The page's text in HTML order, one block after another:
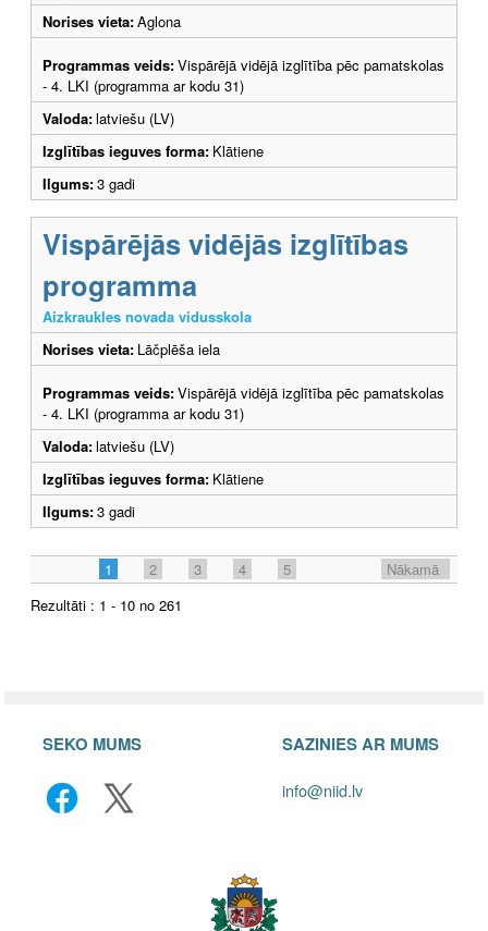
Norises vieta:Aglona
Programmas veids:Vispārējā vidējā izglītība pēc pamatskolas
- 4. LKI (programma ar kodu 31)
Valoda:latviešu (LV)
Izglītības ieguves forma: Klātiene
Ilgums:3 gadi
Vispārējās vidējās izglītības
programma
Aizkraukles novada vidusskola
Norises vieta: Lāčplēša iela
Programmas veids:Vispārējā vidējā izglītība pēc pamatskolas
- 4. LKI (programma ar kodu 31)
Valoda:latviešu (LV)
Izglītības ieguves forma: Klātiene
Ilgums:3 gadi
1 2 3 4 5
Nākamā
Rezultāti : 1 - 10 no 261
SEKO MUMS SAZINIES AR MUMS
info@niid.lv